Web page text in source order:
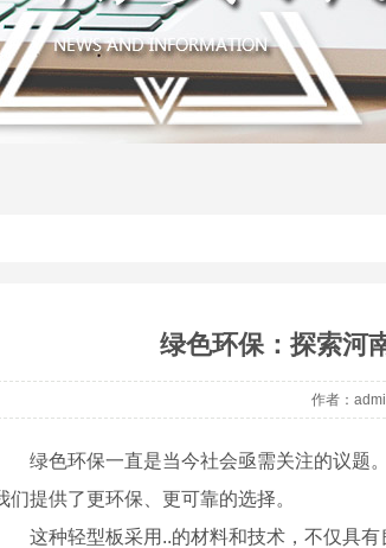
绿色环保：探索河
作者：
绿色环保一直是当今社会亟需关注的议题
们提供了更环保、更可靠的选择。
这种轻型板采用..的材料和技术，不仅具